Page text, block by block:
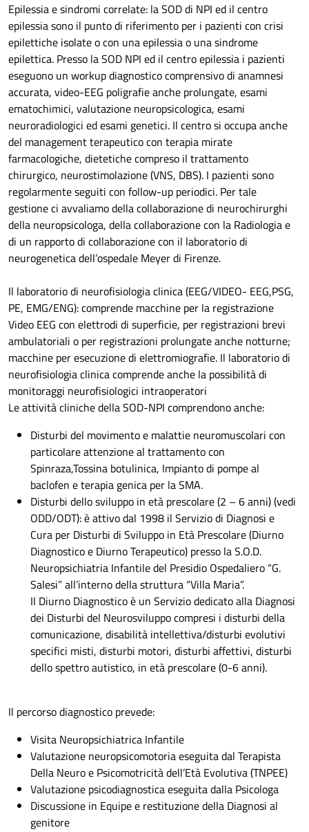
Epilessia e sindromi correlate: la SOD di NPI ed il centro
epilessia sono il punto di riferimento per i pazienti con crisi
epilettiche isolate o con una epilessia o una sindrome
epilettica. Presso la SOD NPI ed il centro epilessia i pazienti
eseguono un workup diagnostico comprensivo di anamnesi
accurata, video-EEG poligrafie anche prolungate, esami
ematochimici, valutazione neuropsicologica, esami
neuroradiologici ed esami genetici. Il centro si occupa anche
del management terapeutico con terapia mirate
farmacologiche, dietetiche compreso il trattamento
chirurgico, neurostimolazione (VNS, DBS). I pazienti sono
regolarmente seguiti con follow-up periodici. Per tale
gestione ci avvaliamo della collaborazione di neurochirurghi
della neuropsicologa, della collaborazione con la Radiologia e
di un rapporto di collaborazione con il laboratorio di
neurogenetica dell’ospedale Meyer di Firenze.
Il laboratorio di neurofisiologia clinica (EEG/VIDEO- EEG,PSG,
PE, EMG/ENG): comprende macchine per la registrazione
Video EEG con elettrodi di superficie, per registrazioni brevi
ambulatoriali o per registrazioni prolungate anche notturne;
macchine per esecuzione di elettromiografie. Il laboratorio di
neurofisiologia clinica comprende anche la possibilità di
monitoraggi neurofisiologici intraoperatori
Le attività cliniche della SOD-NPI comprendono anche:
Disturbi del movimento e malattie neuromuscolari con
particolare attenzione al trattamento con
Spinraza,Tossina botulinica, Impianto di pompe al
baclofen e terapia genica per la SMA.
Disturbi dello sviluppo in età prescolare (2 – 6 anni) (vedi
ODD/ODT): è attivo dal 1998 il Servizio di Diagnosi e
Cura per Disturbi di Sviluppo in Età Prescolare (Diurno
Diagnostico e Diurno Terapeutico) presso la S.O.D.
Neuropsichiatria Infantile del Presidio Ospedaliero “G.
Salesi” all’interno della struttura “Villa Maria”.
Il Diurno Diagnostico è un Servizio dedicato alla Diagnosi
dei Disturbi del Neurosviluppo compresi i disturbi della
comunicazione, disabilità intellettiva/disturbi evolutivi
specifici misti, disturbi motori, disturbi affettivi, disturbi
dello spettro autistico, in età prescolare (0-6 anni).
Il percorso diagnostico prevede:
Visita Neuropsichiatrica Infantile
Valutazione neuropsicomotoria eseguita dal Terapista
Della Neuro e Psicomotricità dell’Età Evolutiva (TNPEE)
Valutazione psicodiagnostica eseguita dalla Psicologa
Discussione in Equipe e restituzione della Diagnosi al
genitore